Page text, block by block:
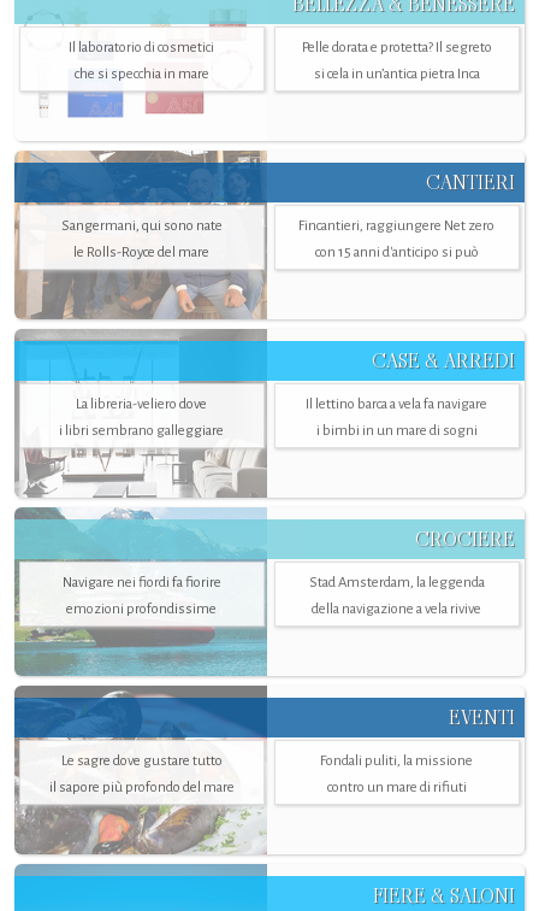
Il laboratorio di cosmetici
che si specchia in mare
Pelle dorata e protetta? Il segreto
si cela in un’antica pietra Inca
CANTIERI
Sangermani, qui sono nate
le Rolls-Royce del mare
Fincantieri, raggiungere Net zero
con 15 anni d'anticipo si può
CASE & ARREDI
La libreria-veliero dove
i libri sembrano galleggiare
Il lettino barca a vela fa navigare
i bimbi in un mare di sogni
CROCIERE
Navigare nei fiordi fa fiorire
emozioni profondissime
Stad Amsterdam, la leggenda
della navigazione a vela rivive
EVENTI
Le sagre dove gustare tutto
il sapore più profondo del mare
Fondali puliti, la missione
contro un mare di rifiuti
FIERE & SALONI